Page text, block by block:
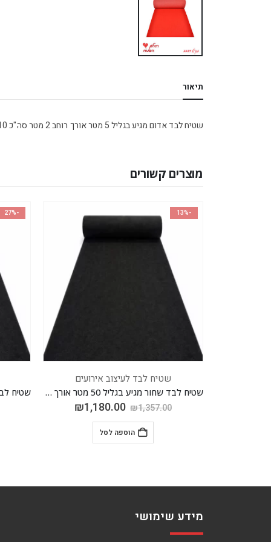
תיאור
שטיח לבד אדום מגיע בגליל 5 מטר אורך רוחב 2 מטר סה"כ 10 מטר
מוצרים קשורים
-13%
שטיח לבד לעיצוב אירועים
שטיח לבד שחור מגיע בגליל 50 מטר אורך רוחב 2 מטר סה"כ 100 מטר
₪1,357.00
₪1,180.00
הוספה לסל
-27%
מידע שימושי